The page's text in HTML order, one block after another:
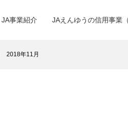
JA事業紹介 JAえんゆうの信用事業
2018年11月